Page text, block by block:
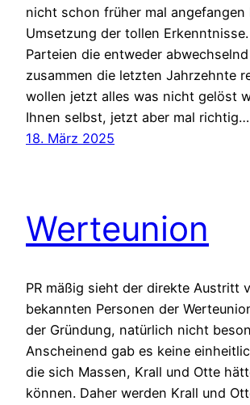
nicht schon früher mal angefangen
Umsetzung der tollen
Parteien die entweder
zusammen die letzten Jahrzehnte
wollen jetzt alles was nicht gelöst
Ihnen selbst, jetzt aber mal richtig…
18. März 2025
Werteunion
PR mäßig sieht der direkte Austritt
bekannten Personen der
der Gründung, natürlich nicht
Anscheinend gab es keine
die sich Massen, Krall und Otte
können. Daher werden Krall und